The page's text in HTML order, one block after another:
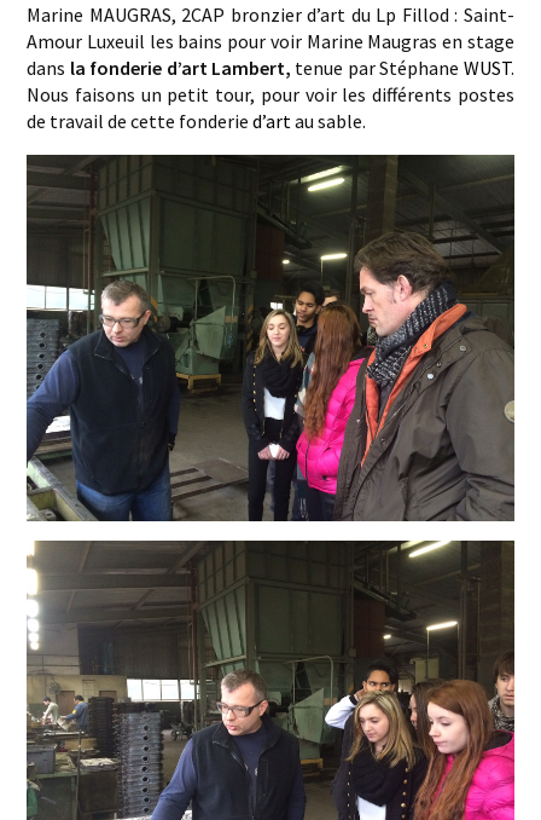
Marine MAUGRAS, 2CAP bronzier d’art du Lp Fillod : Saint-
Amour Luxeuil les bains pour voir Marine Maugras en stage
dans la fonderie d’art Lambert, tenue par Stéphane WUST.
Nous faisons un petit tour, pour voir les différents postes
de travail de cette fonderied’art au sable.